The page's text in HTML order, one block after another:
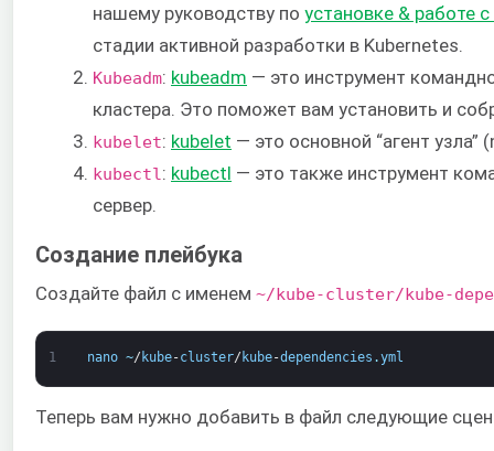
нашему руководству по установке & работе
стадии активной разработки в Kubernetes.
Kubeadm: kubeadm — это инструмент
кластера. Это поможет вам установить и
kubelet: kubelet — это основной “агент
kubectl : kubectl — это также инструмент
сервер.
Создание плейбука
Создайте файл с именем ~/kube-cluster/kube-
1 nano ~/ kube-cluster/ kube-dependencies .yml
Теперь вам нужно добавить в файл следующие